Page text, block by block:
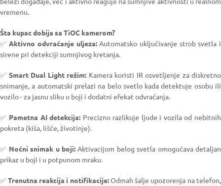
vremenu.
Šta kupac dobija sa TiOC kamerom?
✅ Aktivno odvraćanje uljeza:Automatsko uključivanje strob svetla i
sirene pri detekciji sumnjivog kretanja.
✅ Smart Dual Light režim: Kamera koristi IR osvetljenje za diskretno
snimanje, a automatski prelazi na belo svetlo kada detektuje osobu ili
vozilo - za jasnu sliku u boji i dodatni efekat odvraćanja.
✅ Pametna AI detekcija: Precizno razlikuje ljude i vozila od nebitnih
pokreta (kiša, lišće, životinje).
✅ Noćni snimak u boji: Aktivacijom belog svetla omogućava detaljan
prikaz u boji i u potpunom mraku.
✅ Trenutna reakcija i notifikacije:Odmah šalje upozorenja na telefon,